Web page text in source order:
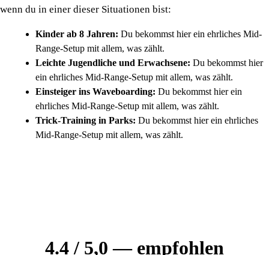
wenn du in einer dieser Situationen bist:
Kinder ab 8 Jahren: Du bekommst hier ein ehrliches Mid-
Range-Setup mit allem, was zählt.
Leichte Jugendliche und Erwachsene: Du bekommst hier
ein ehrliches Mid-Range-Setup mit allem, was zählt.
Einsteiger ins Waveboarding: Du bekommst hier ein
ehrliches Mid-Range-Setup mit allem, was zählt.
Trick-Training in Parks: Du bekommst hier ein ehrliches
Mid-Range-Setup mit allem, was zählt.
4.4 / 5,0 — empfohlen